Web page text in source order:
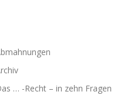
… -Recht – in zehn Fragen